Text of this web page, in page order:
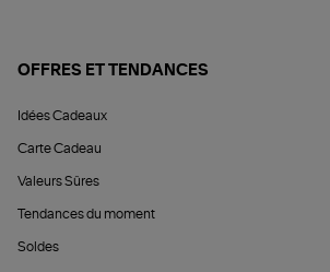
OFFRES ET TENDANCES
Idées Cadeaux
Carte Cadeau
Valeurs Sûres
Tendances du moment
Soldes